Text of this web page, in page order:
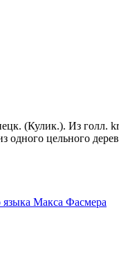
(Кулик.). Из голл.
одного цельного
языка Макса Фасмера